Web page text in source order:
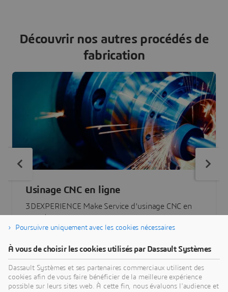
Découvrir nos autres procédés de
fabrication
Usinage CNC en ligne
3DEXPERIENCE Make Service d'usinage CNC en
fabricants en quelques clics.
Poursuivre uniquement avec les cookies nécessaires
À vous de choisir les cookies utilisés par Dassault Systèmes
Dassault Systèmes et ses partenaires commerciaux utilisent des
cookies afin de vous faire bénéficier de la meilleure expérience
possible sur leurs sites web. À cette fin, nous évaluons l'audience et